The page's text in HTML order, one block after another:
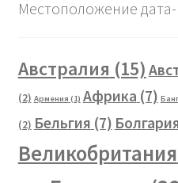
Местоположение
Австралия (15)
(2) Армения (1) Африка (7)
(2) Бельгия (7)
Великобритания